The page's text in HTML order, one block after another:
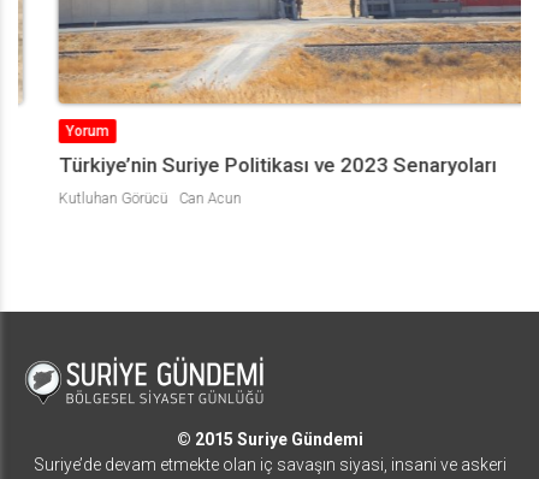
Yorum
Türkiye’nin Suriye Politikası ve 2023 Senaryoları
Kutluhan Görücü Can Acun
© 2015 Suriye Gündemi
Suriye’de devam etmekte olan iç savaşın siyasi, insani ve askeri